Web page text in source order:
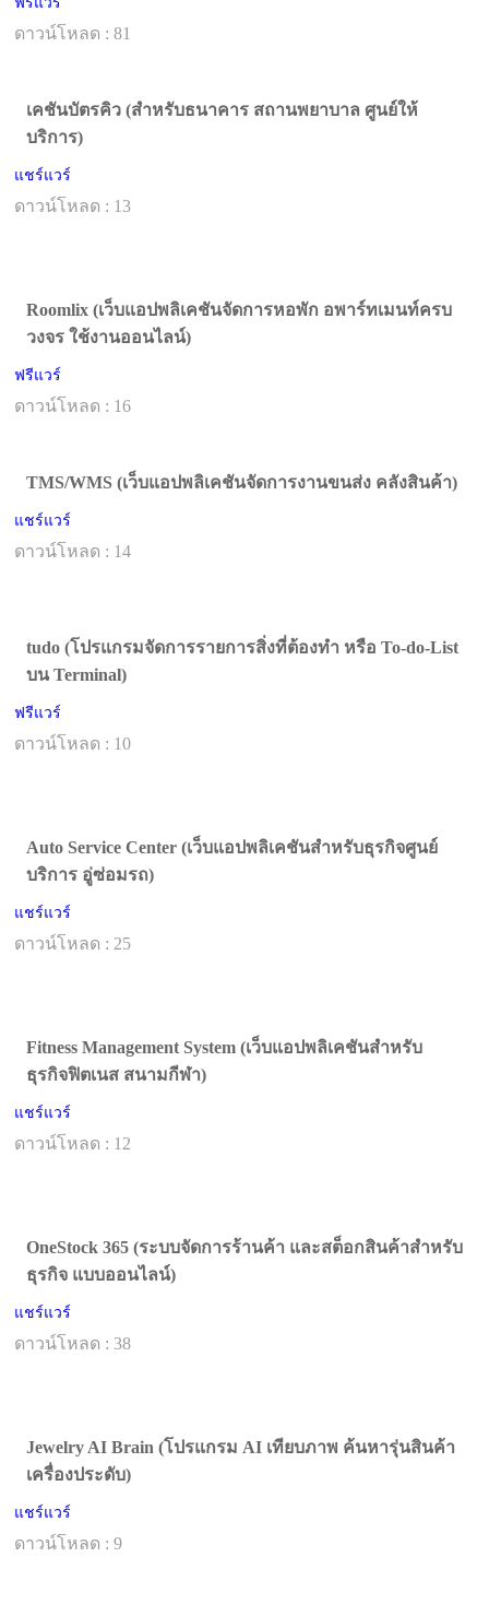
ดาวน์โหลด : 81
เคชันบัตรคิว (สำหรับธนาคาร สถานพยาบาล ศูนย์ให้
บริการ)
แชร์แวร์
ดาวน์โหลด : 13
Roomlix (เว็บแอปพลิเคชันจัดการหอพัก อพาร์ทเมนท์ครบ
วงจร ใช้งานออนไลน์)
ฟรีแวร์
ดาวน์โหลด : 16
TMS/WMS (เว็บแอปพลิเคชันจัดการงานขนส่ง คลังสินค้า)
แชร์แวร์
ดาวน์โหลด : 14
tudo (โปรแกรมจัดการรายการสิ่งที่ต้องทำ หรือ To-do-List
บน Terminal)
ฟรีแวร์
ดาวน์โหลด : 10
Auto Service Center (เว็บแอปพลิเคชันสำหรับธุรกิจศูนย์
บริการ อู่ซ่อมรถ)
แชร์แวร์
ดาวน์โหลด : 25
Fitness Management System (เว็บแอปพลิเคชันสำหรับ
ธุรกิจฟิตเนส สนามกีฬา)
แชร์แวร์
ดาวน์โหลด : 12
OneStock 365 (ระบบจัดการร้านค้า และสต็อกสินค้าสำหรับ
ธุรกิจ แบบออนไลน์)
แชร์แวร์
ดาวน์โหลด : 38
Jewelry AI Brain (โปรแกรม AI เทียบภาพ ค้นหารุ่นสินค้า
เครื่องประดับ)
แชร์แวร์
ดาวน์โหลด : 9